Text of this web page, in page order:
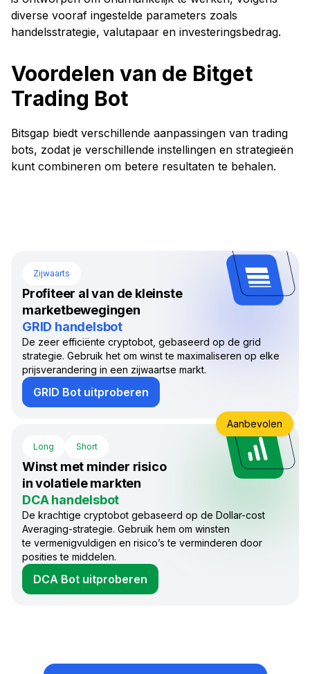
diverse vooraf ingestelde parameters zoals
handelsstrategie, valutapaar en investeringsbedrag.
Voordelen van de Bitget
Trading Bot
Bitsgap biedt verschillende aanpassingen van trading
bots, zodat je verschillende instellingen en strategieën
kunt combineren om betere resultaten te behalen.
Zijwaarts
Profiteer al van de kleinste
marketbewegingen
GRID handelsbot
De zeer efficiënte cryptobot, gebaseerd op de grid
strategie. Gebruik het om winst te maximaliseren op elke
prijsverandering in een zijwaartse markt.
GRID Bot uitproberen
Long Short
Winst met minder risico
in volatiele markten
DCA handelsbot
De krachtige cryptobot gebaseerd op de Dollar-cost
Averaging-strategie. Gebruik hem om winsten
te vermenigvuldigen en risico’s te verminderen door
posities te middelen.
DCA Bot uitproberen
Aanbevolen